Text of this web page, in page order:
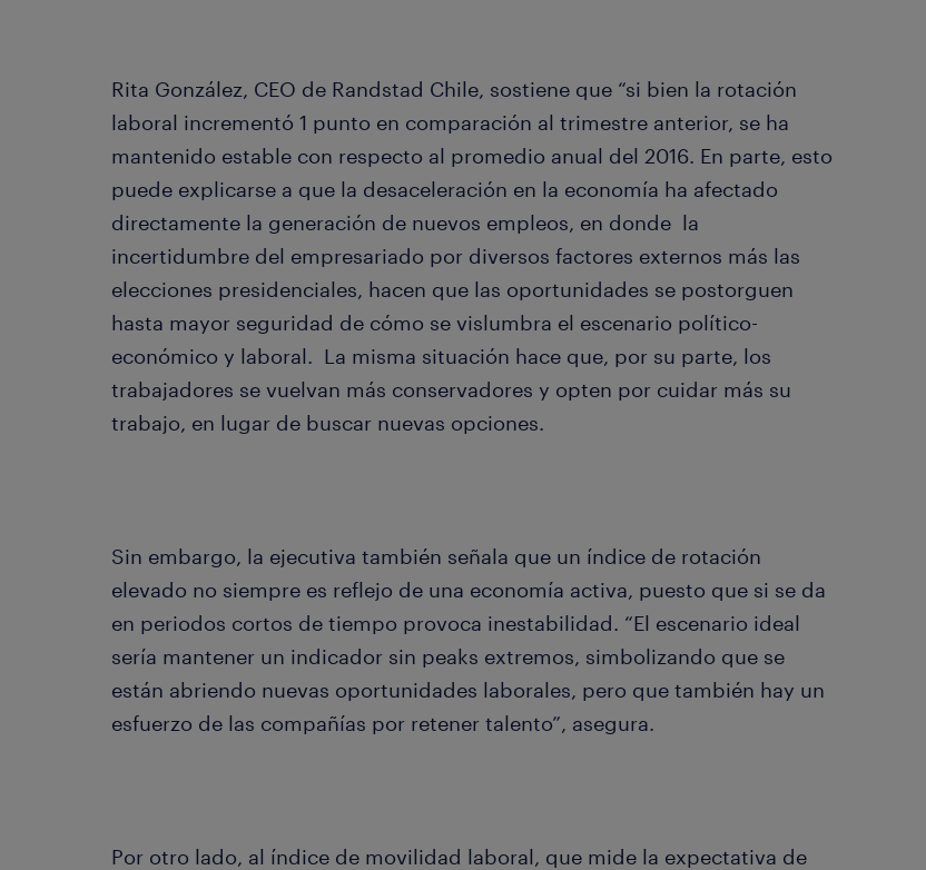
Rita González, CEO de Randstad Chile, sostiene que “si bien la rotación
laboral incrementó 1 punto en comparación al trimestre anterior, se ha
mantenido estable con respecto al promedio anual del 2016. En parte, esto
puede explicarse a que la desaceleración en la economía ha afectado
directamente la generación de nuevos empleos, en donde la
incertidumbre del empresariado por diversos factores externos más las
elecciones presidenciales, hacen que las oportunidades se postorguen
hasta mayor seguridad de cómo se vislumbra el escenario político-
económico y laboral. La misma situación hace que, por su parte, los
trabajadores se vuelvan más conservadores y opten por cuidar más su
trabajo, en lugar de buscar nuevas opciones.
Sin embargo, la ejecutiva también señala que un índice de rotación
elevado no siempre es reflejo de una economía activa, puesto que si se da
en periodos cortos de tiempo provoca inestabilidad. “El escenario ideal
sería mantener un indicador sin peaks extremos, simbolizando que se
están abriendo nuevas oportunidades laborales, pero que también hay un
esfuerzo de las compañías por retener talento”, asegura.
Por otro lado, al índice de movilidad laboral, que mide la expectativa de